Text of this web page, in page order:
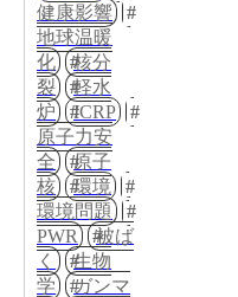
健康影響
地球温暖
化
核分
裂
軽水
炉
ICRP
原子力安
全
原子
核
環境
環境問題
PWR
被ば
く
生物
学
ガンマ